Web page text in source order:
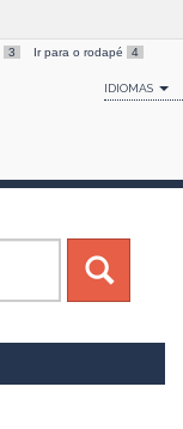
3 Ir para o rodapé 4
IDIOMAS